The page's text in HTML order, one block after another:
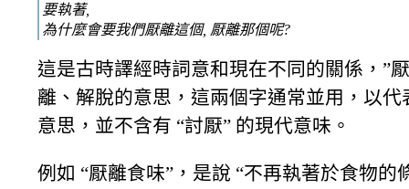
要執著,
為什麼會要我們厭離這個, 厭離那個呢?
這是古時譯經時詞意和現在不同的關係，”
離、解脫的意思，這兩個字通常並用，以代
意思，並不含有 “討厭” 的現代意味。
例如 “厭離食味”，是說 “不再執著於食物的